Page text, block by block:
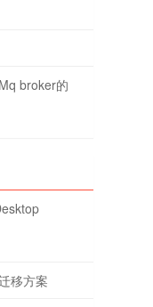
broker的
移方案